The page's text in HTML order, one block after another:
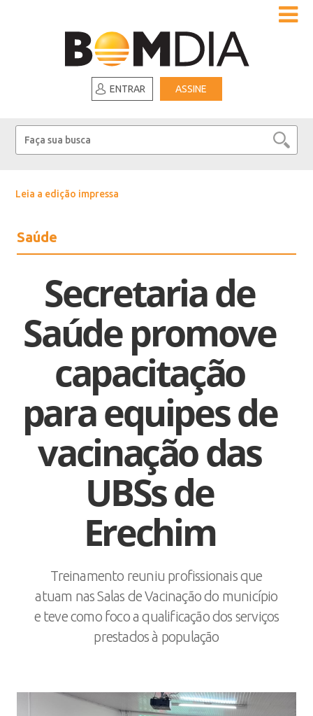
ENTRAR ASSINE
Leia a edição impressa
Saúde
Secretaria de
Saúde promove
capacitação
para equipes de
vacinação das
UBSs de
Erechim
Treinamento reuniu profissionais que
atuam nas Salas de Vacinação do município
e teve como foco a qualificação dos serviços
prestados à população